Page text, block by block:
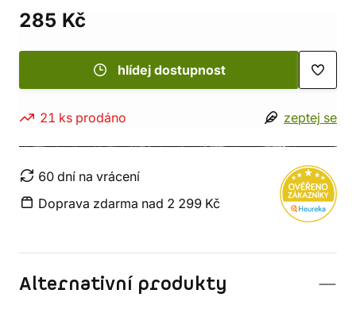
285 Kč
hlídej dostupnost
21 ks prodáno zeptej se
60 dní na vrácení
Doprava zdarma nad 2 299 Kč
Alternativní produkty